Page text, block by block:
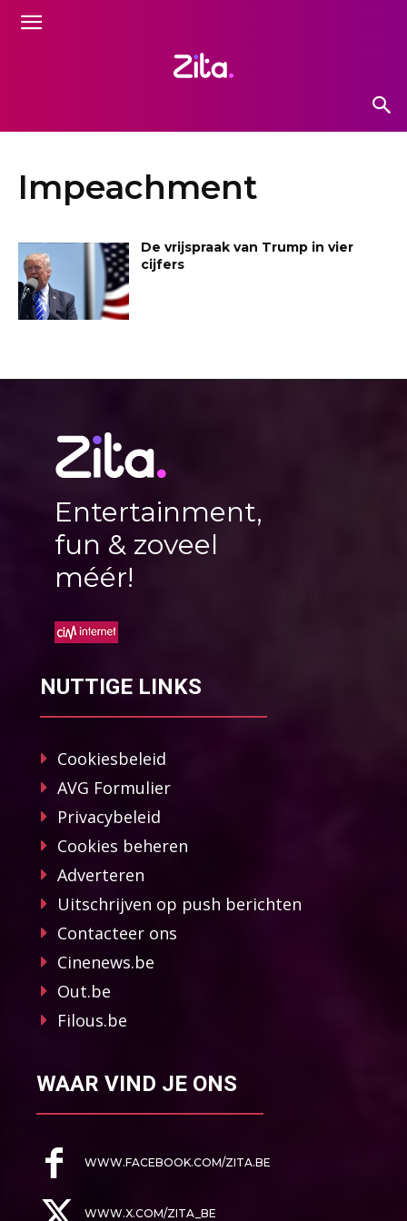
Impeachment
De vrijspraak van Trump in vier
cijfers
Entertainment,
fun & zoveel
méér!
NUTTIGE LINKS
Cookiesbeleid
AVG Formulier
Privacybeleid
Cookies beheren
Adverteren
Uitschrijven op push berichten
Contacteer ons
Cinenews.be
Out.be
Filous.be
WAAR VIND JE ONS
WWW.FACEBOOK.COM/ZITA.BE
WWW.X.COM/ZITA_BE